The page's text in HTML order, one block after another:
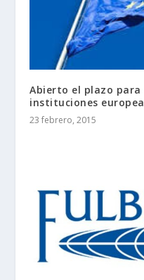
Abierto el plazo
instituciones
23 febrero, 2015